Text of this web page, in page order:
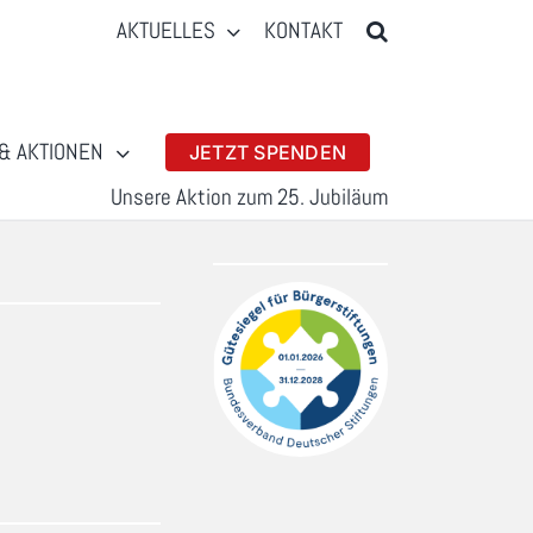
AKTUELLES KONTAKT
AKTIONEN JETZT SPENDEN
Unsere Aktion zum 25. Jubiläum